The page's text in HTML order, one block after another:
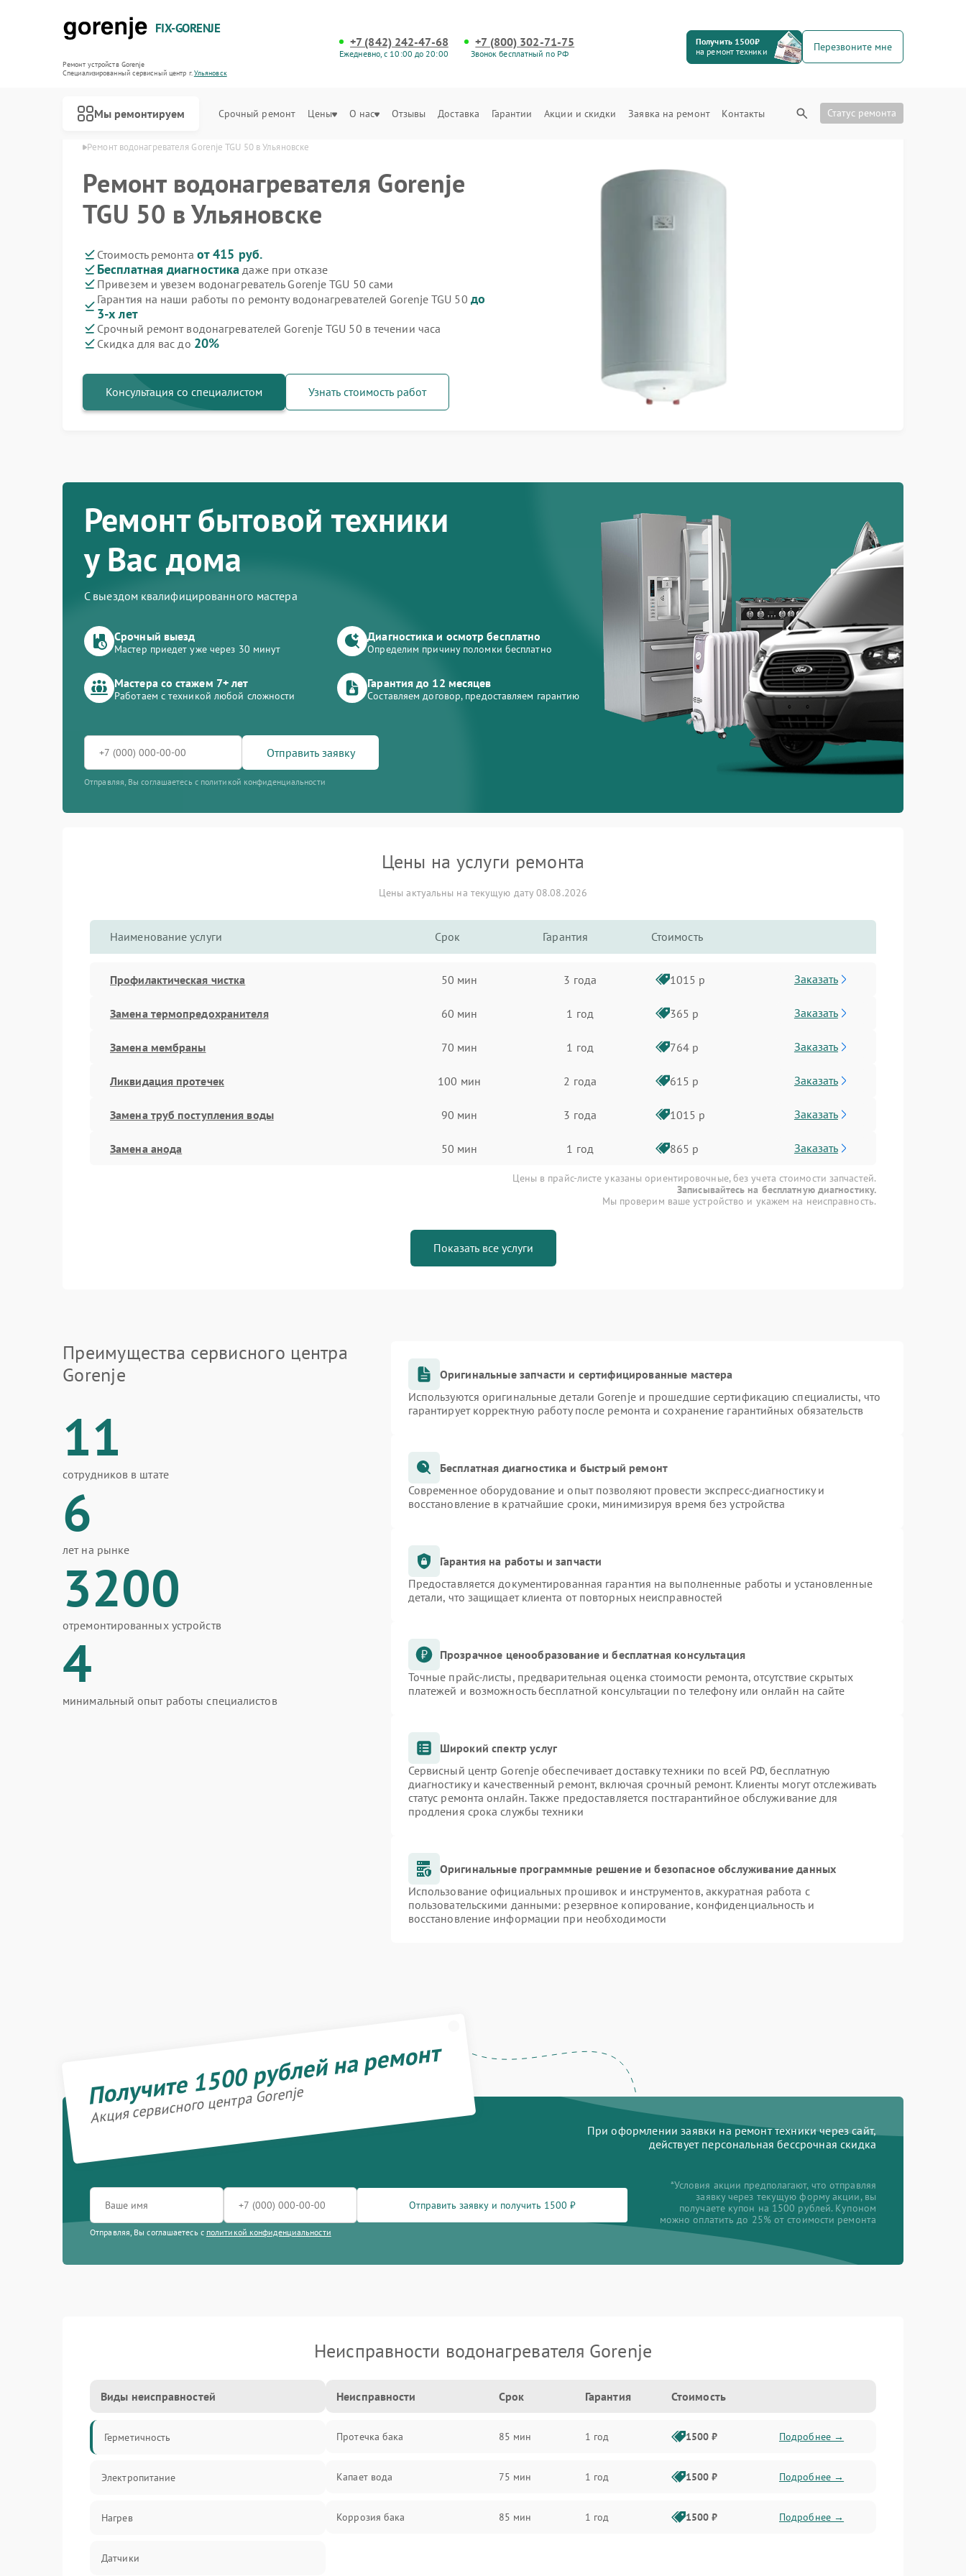
FIX-GORENJE
Ремонт устройств Gorenje
Специализированный cервисный центр г.Ульяновск
+7 (842) 242-47-68
Ежедневно, с 10:00 до 20:00
+7 (800) 302-71-75
Звонок бесплатный по РФ
Получить 1500₽
на ремонт техники
Перезвоните мне
Мы ремонтируем Срочный ремонт Цены О нас Отзывы Доставка Гарантии Акции и скидки Заявка на ремонт Контакты Статус ремонта
в Ульяновске Ремонт водонагревателя Gorenje TGU 50 в Ульяновске
Ремонт водонагревателя Gorenje
TGU 50 в Ульяновске
Стоимость ремонта от 415 руб.
Бесплатная диагностика даже при отказе
Привезем и увезем водонагреватель Gorenje TGU 50 сами
Гарантия на наши работы по ремонту водонагревателей Gorenje TGU 50 до
3-х лет
Срочный ремонт водонагревателей Gorenje TGU 50 в течении часа
Скидка для вас до 20%
Консультация со специалистом Узнать стоимость работ
Ремонт бытовой техники
у Вас дома
С выездом квалифицированного мастера
Срочный выезд
Мастер приедет уже через 30 минут
Диагностика и осмотр бесплатно
Определим причину поломки бесплатно
Мастера со стажем 7+ лет
Работаем с техникой любой сложности
Гарантия до 12 месяцев
Составляем договор, предоставляем гарантию
Отправить заявку
Отправляя, Вы соглашаетесь с политикой конфиденциальности
Цены на услуги ремонта
Цены актуальны на текущую дату 08.08.2026
Наименование услуги Срок Гарантия Стоимость
Профилактическая чистка 50 мин 3 года 1015 р Заказать
Замена термопредохранителя 60 мин 1 год 365 р Заказать
Замена мембраны 70 мин 1 год 764 р Заказать
Ликвидация протечек 100 мин 2 года 615 р Заказать
Замена труб поступления воды 90 мин 3 года 1015 р Заказать
Замена анода 50 мин 1 год 865 р Заказать
Цены в прайс-листе указаны ориентировочные, без учета стоимости запчастей.
Записывайтесь на бесплатную диагностику.
Мы проверим ваше устройство и укажем на неисправность.
Показать все услуги
Преимущества сервисного центра
Gorenje
11
сотрудников в штате
6
лет на рынке
3200
отремонтированных устройств
4
минимальный опыт работы специалистов
Оригинальные запчасти и сертифицированные мастера
Используются оригинальные детали Gorenje и прошедшие сертификацию специалисты, что
гарантирует корректную работу после ремонта и сохранение гарантийных обязательств
Бесплатная диагностика и быстрый ремонт
Современное оборудование и опыт позволяют провести экспресс-диагностику и
восстановление в кратчайшие сроки, минимизируя время без устройства
Гарантия на работы и запчасти
Предоставляется документированная гарантия на выполненные работы и установленные
детали, что защищает клиента от повторных неисправностей
Прозрачное ценообразование и бесплатная консультация
Точные прайс-листы, предварительная оценка стоимости ремонта, отсутствие скрытых
платежей и возможность бесплатной консультации по телефону или онлайн на сайте
Широкий спектр услуг
Сервисный центр Gorenje обеспечивает доставку техники по всей РФ, бесплатную
диагностику и качественный ремонт, включая срочный ремонт. Клиенты могут отслеживать
статус ремонта онлайн. Также предоставляется постгарантийное обслуживание для
продления срока службы техники
Оригинальные программные решение и безопасное обслуживание данных
Использование официальных прошивок и инструментов, аккуратная работа с
пользовательскими данными: резервное копирование, конфиденциальность и
восстановление информации при необходимости
Получите 1500 рублей на ремонт
Акция сервисного центра Gorenje
При оформлении заявки на ремонт техники через сайт,
действует персональная бессрочная скидка
Отправить заявку и получить 1500 ₽
Отправляя, Вы соглашаетесь с политикой конфиденциальности
*Условия акции предполагают, что отправляя
заявку через текущую форму акции, вы
получаете купон на 1500 рублей. Купоном
можно оплатить до 25% от стоимости ремонта
Неисправности водонагревателя Gorenje
Виды неисправностей
Герметичность
Электропитание
Нагрев
Датчики
Неисправности Срок Гарантия Стоимость
Протечка бака 85 мин 1 год 1500 ₽ Подробнее →
Капает вода 75 мин 1 год 1500 ₽ Подробнее →
Коррозия бака 85 мин 1 год 1500 ₽ Подробнее →